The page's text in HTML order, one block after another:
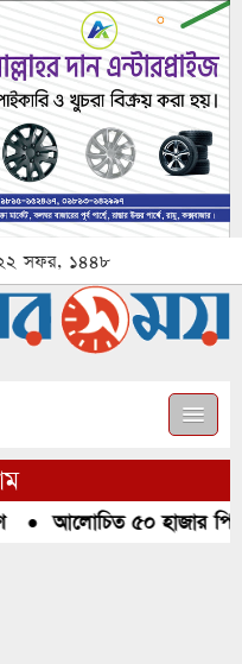
সফর, ১৪৪৮
আলোচিত ৫০ হাজার পিস